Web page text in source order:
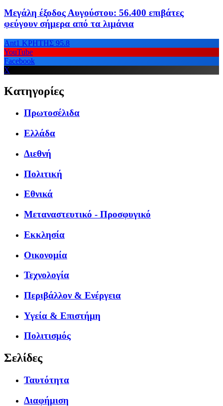
Μεγάλη έξοδος Αυγούστου: 56.400 επιβάτες
φεύγουν σήμερα από τα λιμάνια
Ant1 ΚΡΗΤΗΣ 95.8
YouTube
Facebook
X
Κατηγορίες
Πρωτοσέλιδα
Ελλάδα
Διεθνή
Πολιτική
Εθνικά
Μεταναστευτικό - Προσφυγικό
Εκκλησία
Οικονομία
Τεχνολογία
Περιβάλλον & Ενέργεια
Υγεία & Επιστήμη
Πολιτισμός
Σελίδες
Ταυτότητα
Διαφήμιση